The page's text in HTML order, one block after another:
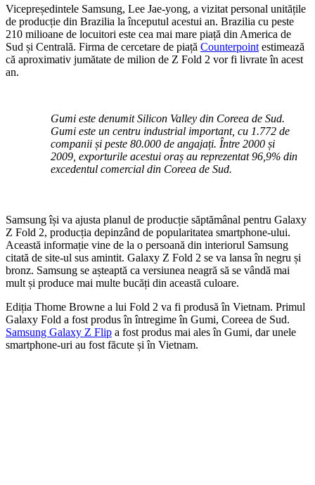
Vicepreședintele Samsung, Lee Jae-yong, a vizitat personal unitățile
de producție din Brazilia la începutul acestui an. Brazilia cu peste
210 milioane de locuitori este cea mai mare piață din America de
Sud și Centrală. Firma de cercetare de piață Counterpoint estimează
că aproximativ jumătate de milion de Z Fold 2 vor fi livrate în acest
an.
Gumi este denumit Silicon Valley din Coreea de Sud.
Gumi este un centru industrial important, cu 1.772 de
companii și peste 80.000 de angajați. Între 2000 și
2009, exporturile acestui oraș au reprezentat 96,9% din
excedentul comercial din Coreea de Sud.
Samsung își va ajusta planul de producție săptămânal pentru Galaxy
Z Fold 2, producția depinzând de popularitatea smartphone-ului.
Această informație vine de la o persoană din interiorul Samsung
citată de site-ul sus amintit. Galaxy Z Fold 2 se va lansa în negru și
bronz. Samsung se așteaptă ca versiunea neagră să se vândă mai
mult și produce mai multe bucăți din această culoare.
Ediția Thome Browne a lui Fold 2 va fi produsă în Vietnam. Primul
Galaxy Fold a fost produs în întregime în Gumi, Coreea de Sud.
Samsung Galaxy Z Flip a fost produs mai ales în Gumi, dar unele
smartphone-uri au fost făcute și în Vietnam.